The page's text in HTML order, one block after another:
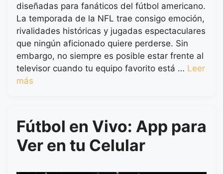
diseñadas para fanáticos del fútbol americano.
La temporada de la NFL trae consigo emoción,
rivalidades históricas y jugadas espectaculares
que ningún aficionado quiere perderse. Sin
embargo, no siempre es posible estar frente al
televisor cuando tu equipo favorito está … Leer
más
Fútbol en Vivo: App para
Ver en tu Celular